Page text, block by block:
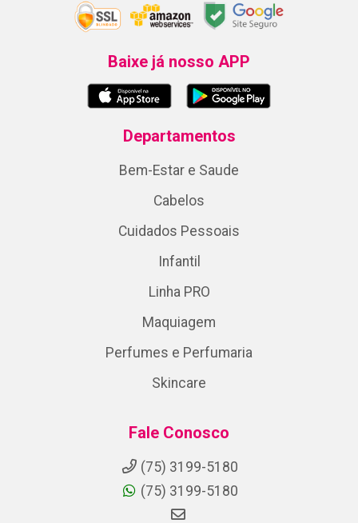
Baixe já nosso APP
Departamentos
Bem-Estar e Saude
Cabelos
Cuidados Pessoais
Infantil
Linha PRO
Maquiagem
Perfumes e Perfumaria
Skincare
Fale Conosco
(75) 3199-5180
(75) 3199-5180